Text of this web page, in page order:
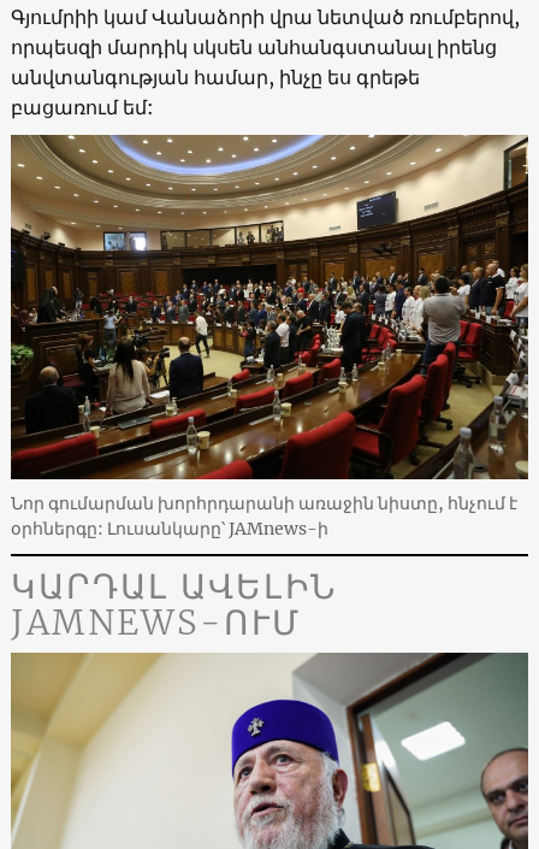
Գյումրիի կամ Վանաձորի վրա նետված ռումբերով,
որպեսզի մարդիկ սկսեն անհանգստանալ իրենց
անվտանգության համար, ինչը ես գրեթե
բացառում եմ:
Նոր գումարման խորհրդարանի առաջին նիստը, հնչում է
օրհներգը: Լուսանկարը՝ JAMnews-ի
ԿԱՐԴԱԼ ԱՎԵԼԻՆ
JAMNEWS-ՈՒՄ